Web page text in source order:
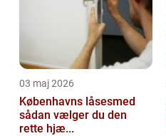
03 maj 2026
Københavns låsesmed
sådan vælger du den
rette hjæ...